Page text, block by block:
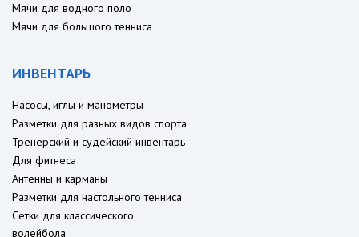
Мячи для водного поло
Мячи для большого тенниса
ИНВЕНТАРЬ
Насосы, иглы и манометры
Разметки для разных видов спорта
Тренерский и судейский инвентарь
Для фитнеса
Антенны и карманы
Разметки для настольного тенниса
Сетки для классического
волейбола